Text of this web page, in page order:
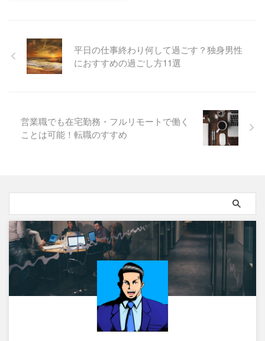
平日の仕事終わり何して過ごす？独身男性
におすすめの過ごし方11選
営業職でも在宅勤務・フルリモートで働く
ことは可能！転職のすすめ